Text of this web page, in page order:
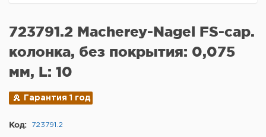
723791.2 Macherey-Nagel FS-cap.
колонка, без покрытия: 0,075
мм, L: 10
Гарантия 1 год
Код: 723791.2